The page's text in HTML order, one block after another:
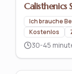
Calisthenics
Ich brauche
Kostenlos
30-45